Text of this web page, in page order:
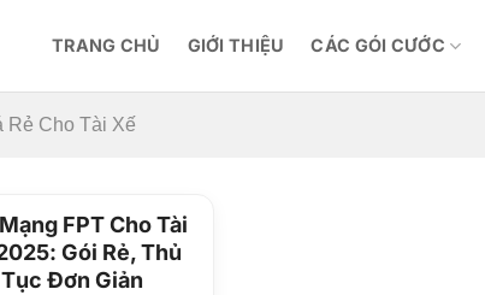
TRANG CHỦ GIỚI THIỆU CÁC GÓI CƯỚC
Rẻ Cho Tài Xế
FPT Cho Tài
Gói Rẻ, Thủ
Tục Đơn Giản